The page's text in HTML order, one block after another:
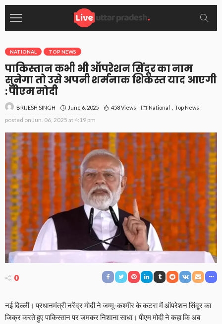
NATIONAL TOP NEWS
पाकिस्तान कभी भी ऑपरेशन सिंदूर का नाम
सुनेगा तो उसे अपनी शर्मनाक शिकस्त याद आएगी
: पीएम मोदी
BRIJESH SINGH June 6, 2025 458 Views National Top News
posted on Jun. 06, 2025 at 4:19 pm
0
नई दिल्ली। प्रधानमंत्री नरेंद्र मोदी ने जम्मू-कश्मीर के कटरा में ऑपरेशन सिंदूर का
जिक्र करते हुए पाकिस्तान पर जमकर निशाना साधा। पीएम मोदी ने कहा कि अब